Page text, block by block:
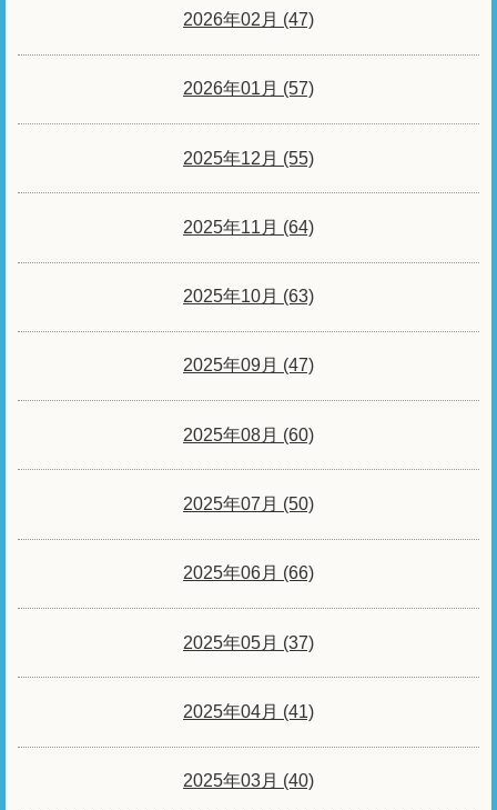
2026年02月 (47)
2026年01月 (57)
2025年12月 (55)
2025年11月 (64)
2025年10月 (63)
2025年09月 (47)
2025年08月 (60)
2025年07月 (50)
2025年06月 (66)
2025年05月 (37)
2025年04月 (41)
2025年03月 (40)